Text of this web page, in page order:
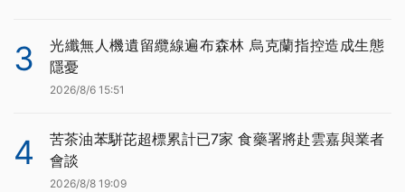
3
光纖無人機遺留纜線遍布森林 烏克蘭指控造成生態
隱憂
2026/8/6 15:51
4
苦茶油苯駢芘超標累計已7家 食藥署將赴雲嘉與業者
會談
2026/8/8 19:09